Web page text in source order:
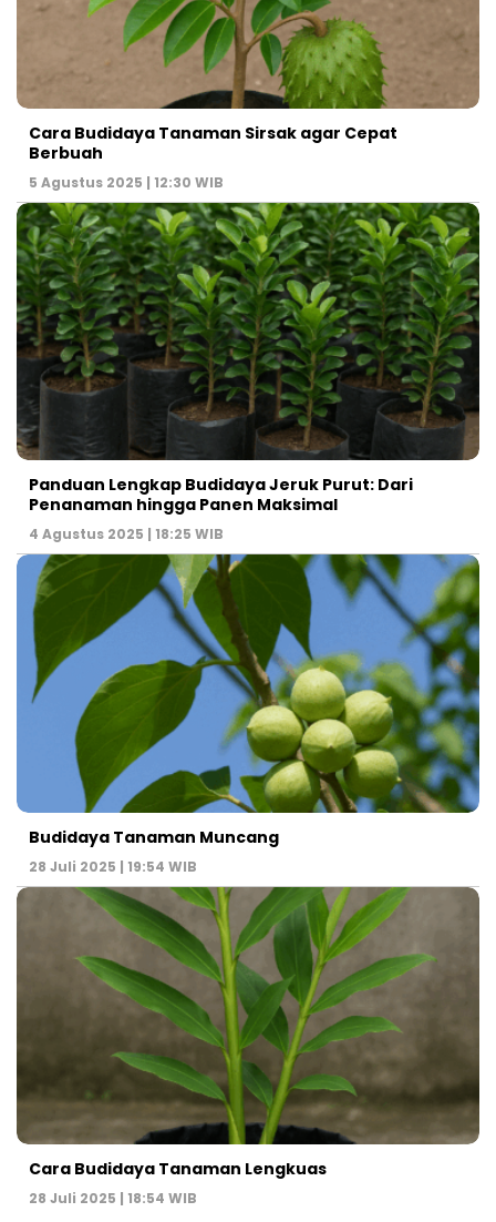
Cara Budidaya Tanaman Sirsak agar Cepat
Berbuah
5 Agustus 2025 | 12:30 WIB
Panduan Lengkap Budidaya Jeruk Purut: Dari
Penanaman hingga Panen Maksimal
4 Agustus 2025 | 18:25 WIB
Budidaya Tanaman Muncang
28 Juli 2025 | 19:54 WIB
Cara Budidaya Tanaman Lengkuas
28 Juli 2025 | 18:54 WIB